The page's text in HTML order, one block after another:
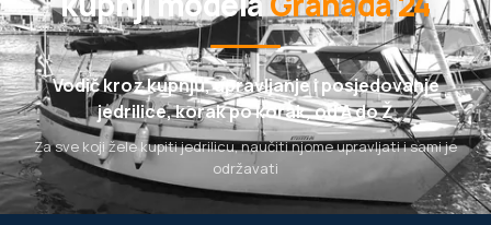
Vodič kroz kupnju, upravljanje i posjedovanje
jedrilice, korak po korak, od A do Ž
Za sve koji žele kupiti jedrilicu, naučiti njome upravljati i sami je
održavati